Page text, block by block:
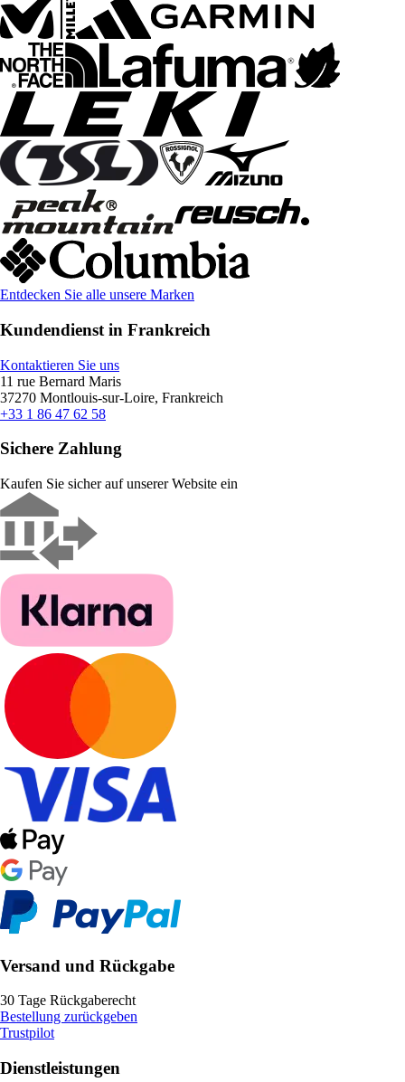
Entdecken Sie alle unsere Marken
Kundendienst in Frankreich
Kontaktieren Sie uns
11 rue Bernard Maris
37270 Montlouis-sur-Loire, Frankreich
+33 1 86 47 62 58
Sichere Zahlung
Kaufen Sie sicher auf unserer Website ein
Versand und Rückgabe
30 Tage Rückgaberecht
Bestellung zurückgeben
Trustpilot
Dienstleistungen